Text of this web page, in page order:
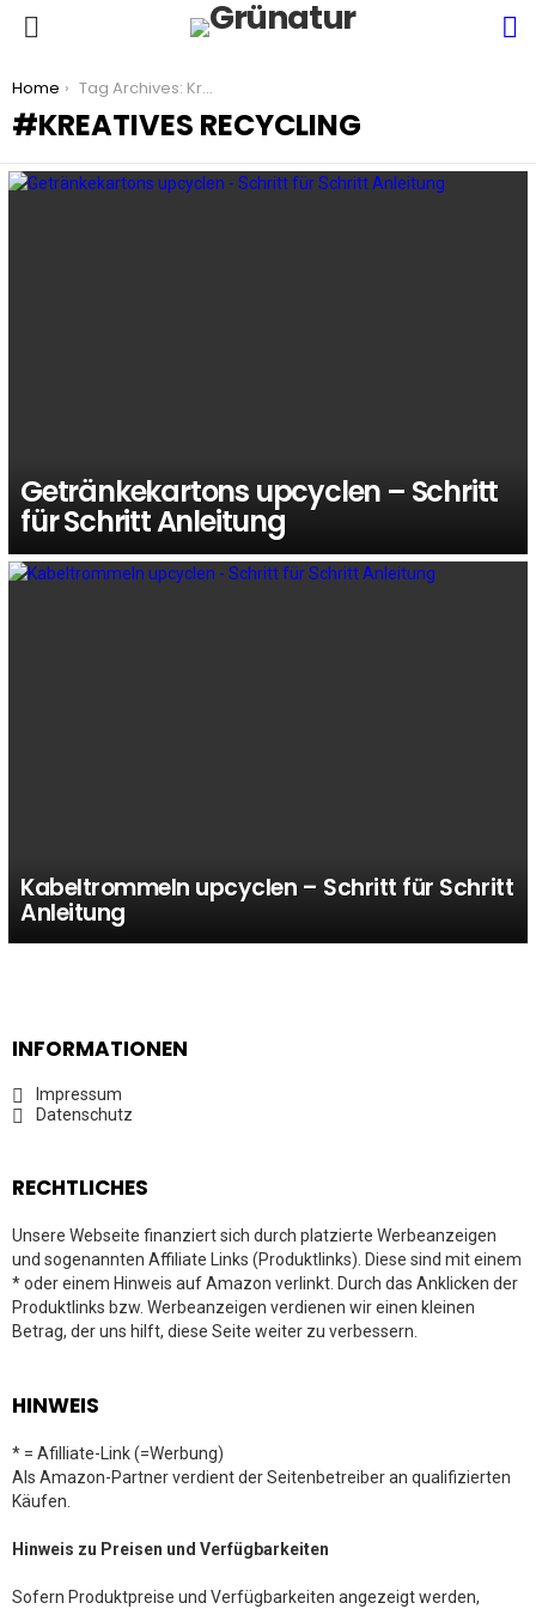
You are here:
Home Tag Archives: Kreatives Recycling
KREATIVES RECYCLING
Getränkekartons upcyclen – Schritt
für Schritt Anleitung
Kabeltrommeln upcyclen – Schritt für Schritt
Anleitung
INFORMATIONEN
Impressum
Datenschutz
RECHTLICHES
Unsere Webseite finanziert sich durch platzierte Werbeanzeigen
und sogenannten Affiliate Links (Produktlinks). Diese sind mit einem
* oder einem Hinweis auf Amazon verlinkt. Durch das Anklicken der
Produktlinks bzw. Werbeanzeigen verdienen wir einen kleinen
Betrag, der uns hilft, diese Seite weiter zu verbessern.
HINWEIS
* = Afilliate-Link (=Werbung)
Als Amazon-Partner verdient der Seitenbetreiber an qualifizierten
Käufen.
Hinweis zu Preisen und Verfügbarkeiten
Sofern Produktpreise und Verfügbarkeiten angezeigt werden,